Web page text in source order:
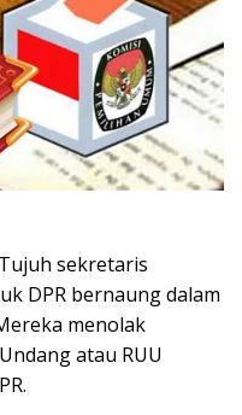
Tujuh sekretaris
DPR bernaung dalam
menolak
atau RUU